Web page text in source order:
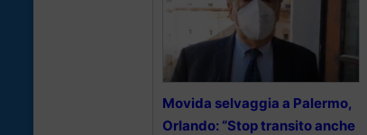
Movida selvaggia a Palermo,
Orlando: “Stop transito anche